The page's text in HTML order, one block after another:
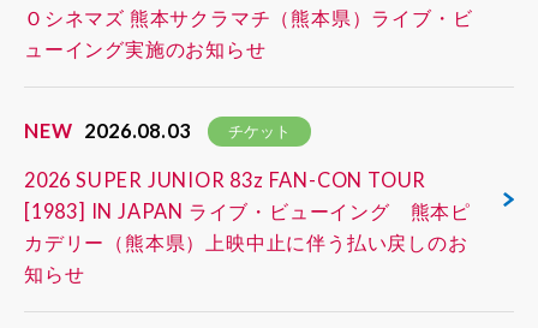
Ｏシネマズ 熊本サクラマチ（熊本県）ライブ・ビ
ューイング実施のお知らせ
NEW 2026.08.03 チケット
2026 SUPER JUNIOR 83z FAN-CON TOUR
[1983] IN JAPAN ライブ・ビューイング 熊本ピ
カデリー（熊本県）上映中止に伴う払い戻しのお
知らせ